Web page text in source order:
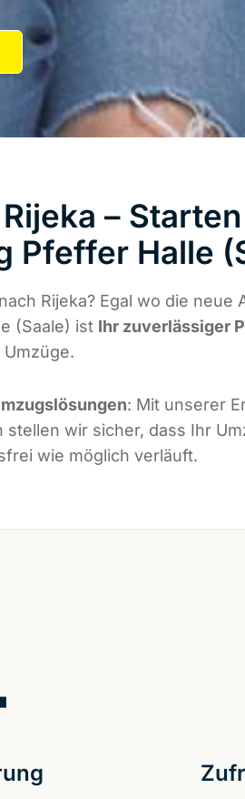
–
Pfeffer Halle
Rijeka? Egal wo die neue
(Saale) ist Ihr zuverlässiger
: Mit unserer
wir sicher, dass Ihr
wie möglich verläuft.